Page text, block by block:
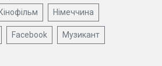
Кінофільм Німеччина
Facebook Музикант